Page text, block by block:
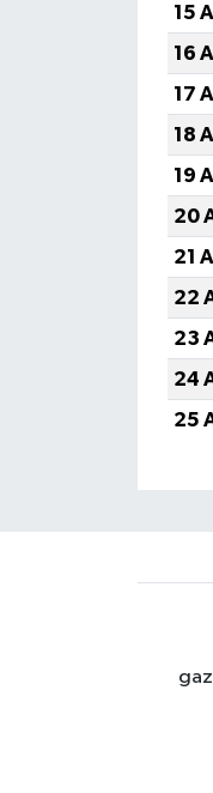
15
16
17
18
19
20
21
22
23
24
25